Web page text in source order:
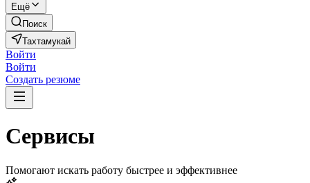
Ещё
Поиск
Тахтамукай
Войти
Войти
Создать резюме
Сервисы
Помогают искать работу быстрее и эффективнее